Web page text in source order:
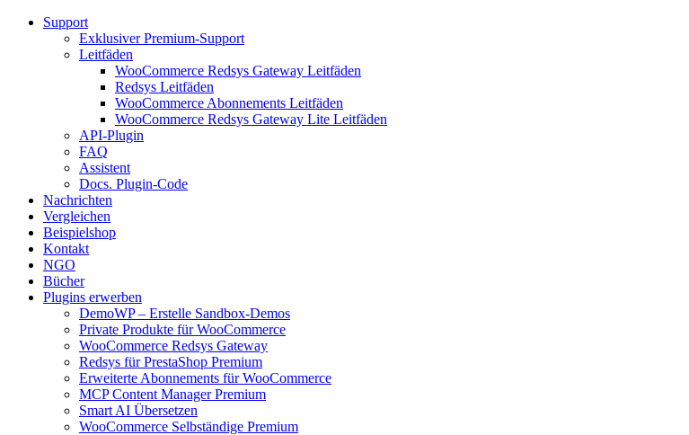
Support
Exklusiver Premium-Support
Leitfäden
WooCommerce Redsys Gateway Leitfäden
Redsys Leitfäden
WooCommerce Abonnements Leitfäden
WooCommerce Redsys Gateway Lite Leitfäden
API-Plugin
FAQ
Assistent
Docs. Plugin-Code
Nachrichten
Vergleichen
Beispielshop
Kontakt
NGO
Bücher
Plugins erwerben
DemoWP – Erstelle Sandbox-Demos
Private Produkte für WooCommerce
WooCommerce Redsys Gateway
Redsys für PrestaShop Premium
Erweiterte Abonnements für WooCommerce
MCP Content Manager Premium
Smart AI Übersetzen
WooCommerce Selbständige Premium